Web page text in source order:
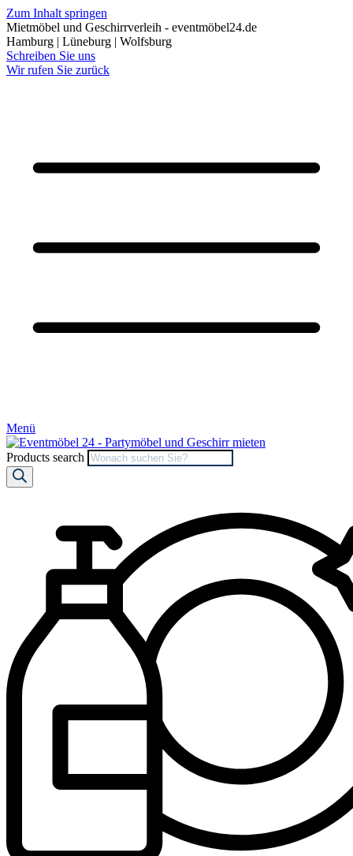
Zum Inhalt springen
Mietmöbel und Geschirrverleih - eventmöbel24.de
Hamburg | Lüneburg | Wolfsburg
Schreiben Sie uns
Wir rufen Sie zurück
Menü
Products search